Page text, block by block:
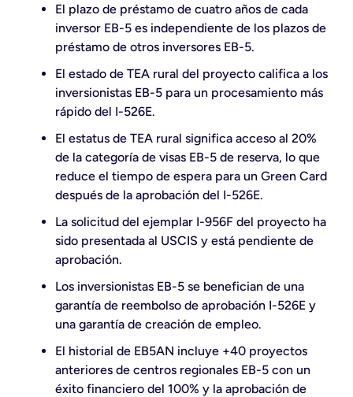
El plazo de préstamo de cuatro años de cada
inversor EB-5 es independiente de los plazos de
préstamo de otros inversores EB-5.
El estado de TEA rural del proyecto califica a los
inversionistas EB-5 para un procesamiento más
rápido del I-526E.
El estatus de TEA rural significa acceso al 20%
de la categoría de visas EB-5 de reserva, lo que
reduce el tiempo de espera para un Green Card
después de la aprobación del I-526E.
La solicitud del ejemplar I-956F del proyecto ha
sido presentada al USCIS y está pendiente de
aprobación.
Los inversionistas EB-5 se benefician de una
garantía de reembolso de aprobación I-526E y
una garantía de creación de empleo.
El historial de EB5AN incluye +40 proyectos
anteriores de centros regionales EB-5 con un
éxito financiero del 100% y la aprobación de